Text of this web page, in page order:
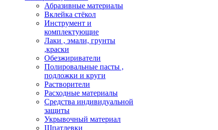
Абразивные материалы
Вклейка стёкол
Инструмент и
комплектующие
Лаки , эмали, грунты
,краски
Обезжириватели
Полировальные пасты ,
подложки и круги
Растворители
Расходные материалы
Средства индивидуальной
защиты
Укрывочный материал
Шпатлевки